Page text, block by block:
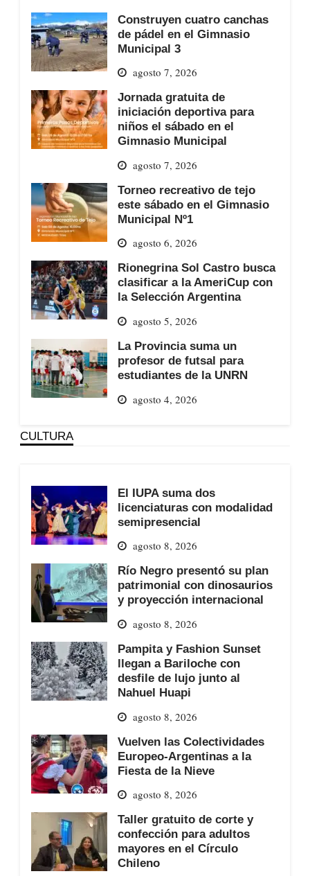
Construyen cuatro canchas
de pádel en el Gimnasio
Municipal 3
agosto 7, 2026
Jornada gratuita de
iniciación deportiva para
niños el sábado en el
Gimnasio Municipal
agosto 7, 2026
Torneo recreativo de tejo
este sábado en el Gimnasio
Municipal Nº1
agosto 6, 2026
Rionegrina Sol Castro busca
clasificar a la AmeriCup con
la Selección Argentina
agosto 5, 2026
La Provincia suma un
profesor de futsal para
estudiantes de la UNRN
agosto 4, 2026
CULTURA
El IUPA suma dos
licenciaturas con modalidad
semipresencial
agosto 8, 2026
Río Negro presentó su plan
patrimonial con dinosaurios
y proyección internacional
agosto 8, 2026
Pampita y Fashion Sunset
llegan a Bariloche con
desfile de lujo junto al
Nahuel Huapi
agosto 8, 2026
Vuelven las Colectividades
Europeo-Argentinas a la
Fiesta de la Nieve
agosto 8, 2026
Taller gratuito de corte y
confección para adultos
mayores en el Círculo
Chileno